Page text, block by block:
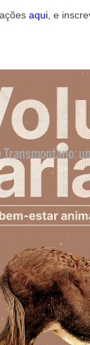
aqui , e